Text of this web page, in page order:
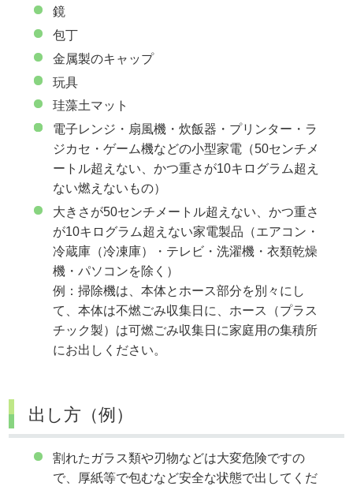
鏡
包丁
金属製のキャップ
玩具
珪藻土マット
電子レンジ・扇風機・炊飯器・プリンター・ラ
ジカセ・ゲーム機などの小型家電（50センチメ
ートル超えない、かつ重さが10キログラム超え
ない燃えないもの）
大きさが50センチメートル超えない、かつ重さ
が10キログラム超えない家電製品（エアコン・
冷蔵庫（冷凍庫）・テレビ・洗濯機・衣類乾燥
機・パソコンを除く）
例：掃除機は、本体とホース部分を別々にし
て、本体は不燃ごみ収集日に、ホース（プラス
チック製）は可燃ごみ収集日に家庭用の集積所
にお出しください。
出し方（例）
割れたガラス類や刃物などは大変危険ですの
で、厚紙等で包むなど安全な状態で出してくだ